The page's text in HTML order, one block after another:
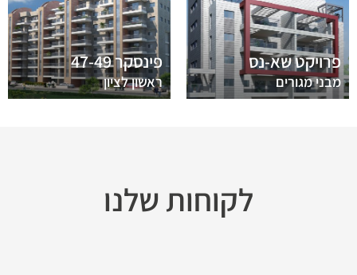
פרויקט שא-נס
מבני מגורים
פינסקר 47-49
ראשון לציון
לקוחות שלנו